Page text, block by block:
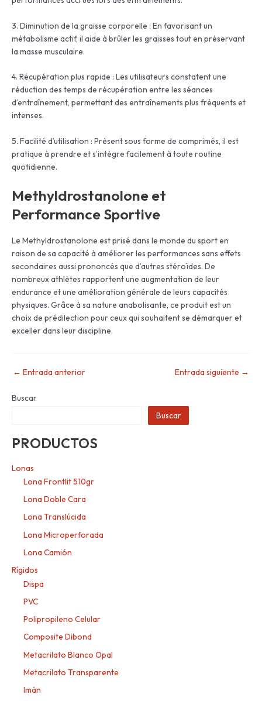
3. Diminution de la graisse corporelle : En favorisant un
métabolisme actif, il aide à brûler les graisses tout en préservant
la masse musculaire.
4. Récupération plus rapide : Les utilisateurs constatent une
réduction des temps de récupération entre les séances
d’entraînement, permettant des entraînements plus fréquents et
intenses.
5. Facilité d’utilisation : Présent sous forme de comprimés, il est
pratique à prendre et s’intègre facilement à toute routine
quotidienne.
Methyldrostanolone et
Performance Sportive
Le Methyldrostanolone est prisé dans le monde du sport en
raison de sa capacité à améliorer les performances sans effets
secondaires aussi prononcés que d’autres stéroïdes. De
nombreux athlètes rapportent une augmentation de leur
endurance et une amélioration générale de leurs capacités
physiques. Grâce à sa nature anabolisante, ce produit est un
choix de prédilection pour ceux qui souhaitent se démarquer et
exceller dans leur discipline.
← Entrada anterior Entrada siguiente →
Buscar
Buscar
PRODUCTOS
Lonas
Lona Frontlit 510gr
Lona Doble Cara
Lona Translúcida
Lona Microperforada
Lona Camión
Rígidos
Dispa
PVC
Polipropileno Celular
Composite Dibond
Metacrilato Blanco Opal
Metacrilato Transparente
Imán